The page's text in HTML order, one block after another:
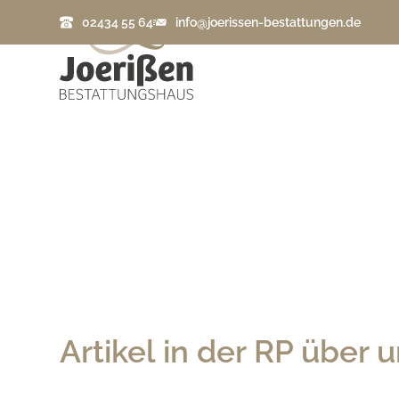
02434 55 64 info@joerissen-bestattungen.de
Artikel in der RP über